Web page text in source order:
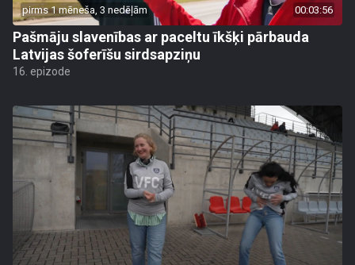
pirms 1 mēneša, 3 nedēļām 00:03:56
Pašmāju slavenības ar paceltu īkšķi pārbauda
Latvijas šoferīšu sirdsapziņu
16. epizode